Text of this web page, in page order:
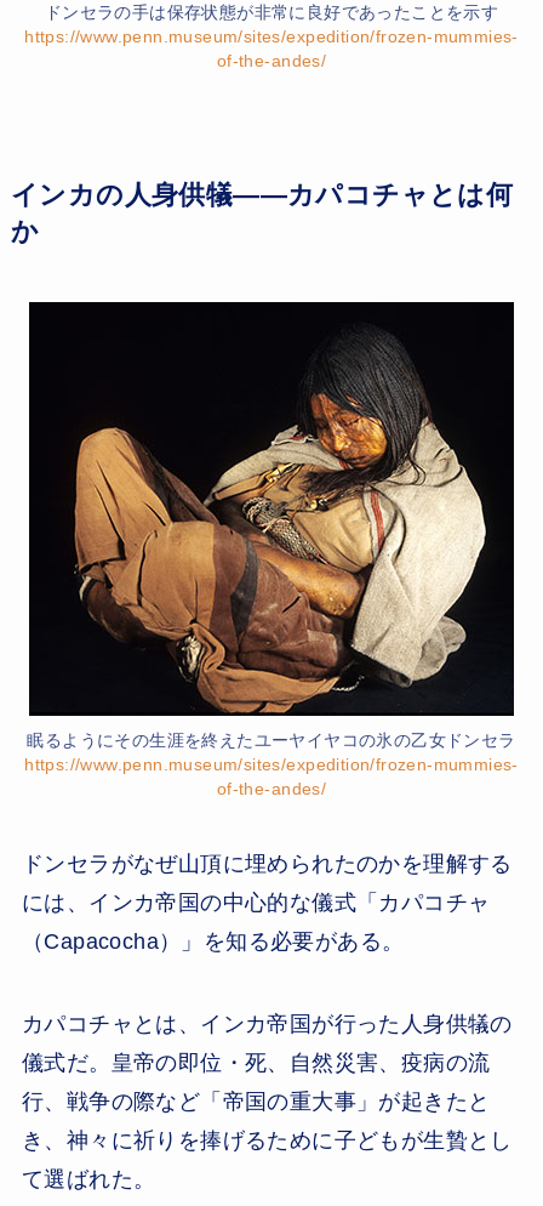
ドンセラの手は保存状態が非常に良好であったことを示す
https://www.penn.museum/sites/expedition/frozen-mummies-
of-the-andes/
インカの人身供犠——カパコチャとは何
か
眠るようにその生涯を終えたユーヤイヤコの氷の乙女ドンセラ
https://www.penn.museum/sites/expedition/frozen-mummies-
of-the-andes/
ドンセラがなぜ山頂に埋められたのかを理解する
には、インカ帝国の中心的な儀式「カパコチャ
（Capacocha）」を知る必要がある。
カパコチャとは、インカ帝国が行った人身供犠の
儀式だ。皇帝の即位・死、自然災害、疫病の流
行、戦争の際など「帝国の重大事」が起きたと
き、神々に祈りを捧げるために子どもが生贄とし
て選ばれた。